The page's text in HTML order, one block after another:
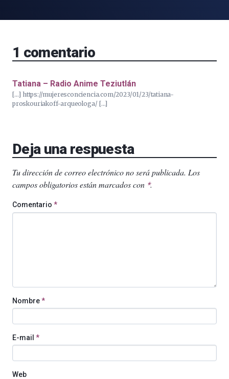
1 comentario
Tatiana – Radio Anime Teziutlán
[…] https://mujeresconciencia.com/2023/01/23/tatiana-
proskouriakoff-arqueologa/ […]
Deja una respuesta
Tu dirección de correo electrónico no será publicada. Los
campos obligatorios están marcados con *.
Comentario *
Nombre*
E-mail *
Web